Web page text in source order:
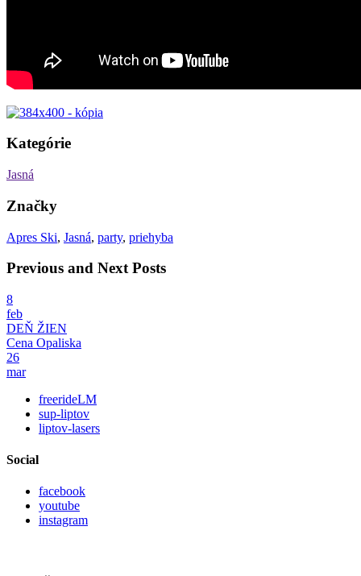
Kategórie
Jasná
Značky
Apres Ski, Jasná, party, priehyba
Previous and Next Posts
8
feb
DEŇ ŽIEN
Cena Opaliska
26
mar
freerideLM
sup-liptov
liptov-lasers
Social
facebook
youtube
instagram